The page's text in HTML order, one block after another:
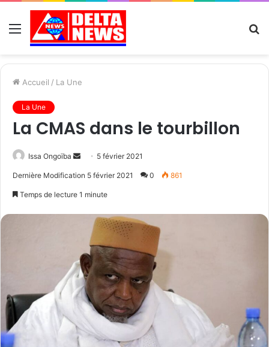
Menu
Accueil / La Une
La Une
La CMAS dans le tourbillon
Issa Ongoïba
Send 5 février 2021
Dernière Modification 5 février 2021 0 861
Temps de lecture 1 minute